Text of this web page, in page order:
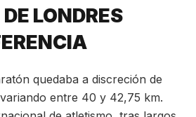
LONDRES
quedaba a discreción de
entre 40 y 42,75 km.